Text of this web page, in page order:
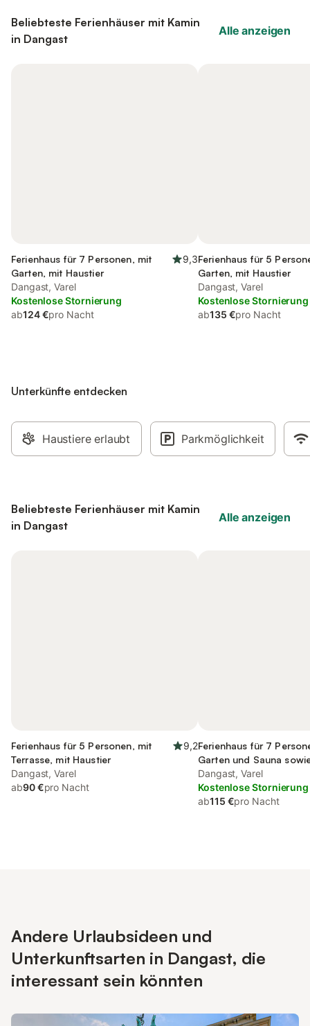
Beliebteste Ferienhäuser mit Kamin
in Dangast
Alle anzeigen
Ferienhaus für 7 Personen, mit
Garten, mit Haustier
9,3
Dangast, Varel
Kostenlose Stornierung
ab124 €pro Nacht
Ferienhaus für 5
Garten, mit Haustier
Dangast, Varel
Kostenlose Stornierung
ab135 €pro Nacht
Unterkünfte entdecken
Haustiere erlaubt Parkmöglichkeit
Beliebteste Ferienhäuser mit Kamin
in Dangast
Alle anzeigen
Ferienhaus für 5 Personen, mit
Terrasse, mit Haustier
9,2
Dangast, Varel
ab90 €pro Nacht
Ferienhaus für 7
Garten und Sauna
kinderfreundlich
Dangast, Varel
Kostenlose Stornierung
ab115 €pro Nacht
Andere Urlaubsideen und
Unterkunftsarten in Dangast, die
interessant sein könnten